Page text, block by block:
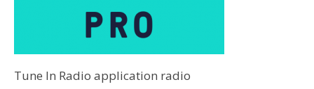
Tune In Radio application radio